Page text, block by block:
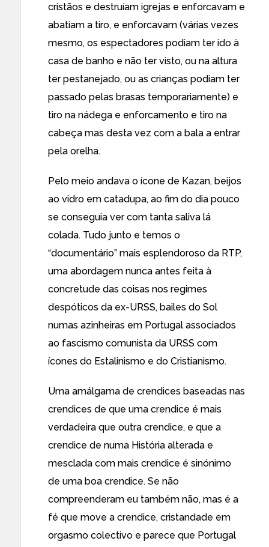
cristãos e destruíam igrejas e enforcavam e
abatiam a tiro, e enforcavam (várias vezes
mesmo, os espectadores podiam ter ido à
casa de banho e não ter visto, ou na altura
ter pestanejado, ou as crianças podiam ter
passado pelas brasas temporariamente) e
tiro na nádega e enforcamento e tiro na
cabeça mas desta vez com a bala a entrar
pela orelha.
Pelo meio andava o ícone de Kazan, beijos
ao vidro em catadupa, ao fim do dia pouco
se conseguia ver com tanta saliva lá
colada. Tudo junto e temos o
“documentário” mais esplendoroso da RTP,
uma abordagem nunca antes feita à
concretude das coisas nos regimes
despóticos da ex-URSS, bailes do Sol
numas azinheiras em Portugal associados
ao fascismo comunista da URSS com
ícones do Estalinismo e do Cristianismo.
Uma amálgama de crendices baseadas nas
crendices de que uma crendice é mais
verdadeira que outra crendice, e que a
crendice de numa História alterada e
mesclada com mais crendice é sinónimo
de uma boa crendice. Se não
compreenderam eu também não, mas é a
fé que move a crendice, cristandade em
orgasmo colectivo e parece que Portugal